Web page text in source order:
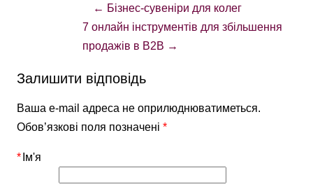
← Бізнес-сувеніри для колег
7 онлайн інструментів для збільшення
продажів в B2B →
Залишити відповідь
Ваша e-mail адреса не оприлюднюватиметься.
Обов’язкові поля позначені*
Ім'я
*